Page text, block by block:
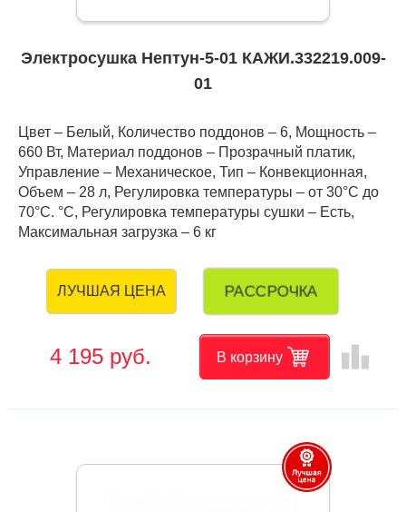
Электросушка Нептун-5-01 КАЖИ.332219.009-
01
Цвет – Белый, Количество поддонов – 6, Мощность –
660 Вт, Материал поддонов – Прозрачный платик,
Управление – Механическое, Тип – Конвекционная,
Объем – 28 л, Регулировка температуры – от 30°С до
70°С. °C, Регулировка температуры сушки – Есть,
Максимальная загрузка – 6 кг
ЛУЧШАЯ ЦЕНА РАССРОЧКА
4 195 руб. В корзину leaderboard